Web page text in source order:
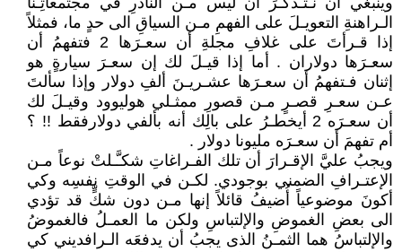
الـراهنةِ التعويـلَ على الفهمِ مـن السياقِ الى حدٍ ما، فمثلاً
إذا قـرأتَ على غلافِ مجلةِ أن سعـرَها 2 فتفهمُ أن
سعـرَها دولاران . أما إذا قيـلَ لك إن سعـرَ سيارةٍ هو
إثنان فـتفهمُ أن سعـرَها عشـريـنَ ألفِ دولار وإذا سألتَ
عـن سعـرِ قصـرٍ مـن قصورِ ممثـلي هوليوود وقيـلَ لك
أن سعـرَه 2 أيخطـرُ على بالِك أنه بألفي دولارفقط !! ؟
أم تفهمَ أن سعـرَه مليونا دولار .
ويجبُ عليَّ الإقـرارَ أن تلك الفـراغاتِ شكـَّـلتْ نوعاً مـن
الإعتـرافِ الضمني بوجودي. لكـن في الوقتِ نفسِه وكي
أكونَ موضوعياً أُضيفُ قائلاً إنها مـن دون شكٍّ قد تؤدي
الى بعضِ الغموضِ والإلتباسِ ولكن ما العمـلُ فالغموضُ
والإلتباسُ هما الثمـنُ الذى يجبُ أن يدفعَه الـرافديني كي